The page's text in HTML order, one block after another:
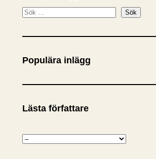
S
k
Sök
Populära inlägg
Lästa författare
K